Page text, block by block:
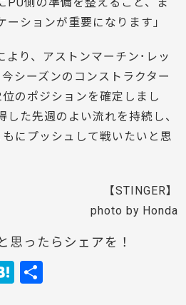
ーションが重要になります」
より、アストンマーチン･レッ
シーズンのコンストラクター
のポジションを確定しまし
した先週のよい流れを持続し、
にプッシュして戦いたいと思
【STINGER】
photo by Honda
思ったらシェアを！
H